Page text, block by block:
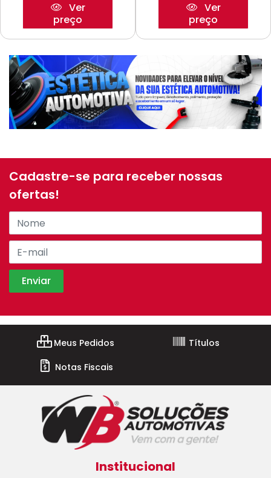
Ver
preço
Ver
preço
Cadastre-se para receber nossas
ofertas!
Meus Pedidos
Títulos
Notas Fiscais
Institucional